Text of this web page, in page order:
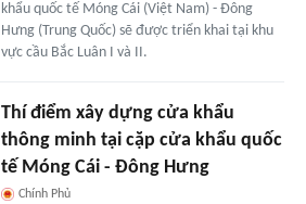
khẩu quốc tế Móng Cái (Việt Nam) - Đông
Hưng (Trung Quốc) sẽ được triển khai tại khu
vực cầu Bắc Luân I và II.
Thí điểm xây dựng cửa khẩu
thông minh tại cặp cửa khẩu quốc
tế Móng Cái - Đông Hưng
Chính Phủ